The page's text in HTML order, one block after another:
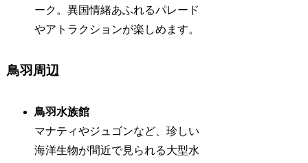
ーク。異国情緒あふれるパレード
やアトラクションが楽しめます。
鳥羽周辺
鳥羽水族館
マナティやジュゴンなど、珍しい
海洋生物が間近で見られる大型水